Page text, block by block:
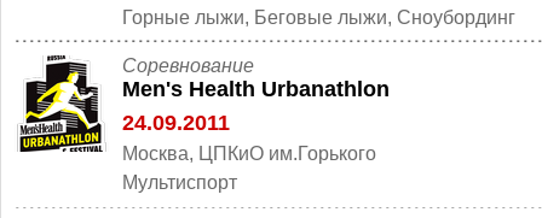
Горные лыжи, Беговые лыжи, Cноубординг
Cоревнование
Men's Health Urbanathlon
24.09.2011
Москва, ЦПКиО им.Горького
Мультиспорт